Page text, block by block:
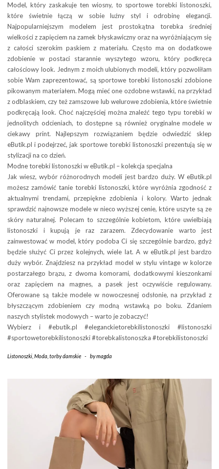
Model, który zaskakuje ten wiosny, to sportowe torebki listonoszki,
które świetnie łączą w sobie luźny styl i odrobinę elegancji.
Najpopularniejszym modelem jest prostokątna torebka średniej
wielkości z zapięciem na zamek błyskawiczny oraz na wyróżniającym się
z całości szerokim paskiem z materiału. Często ma on dodatkowe
zdobienie w postaci starannie wyszytego wzoru, który podkręca
całościowy look. Jednym z moich ulubionych modeli, który pozwoliłam
sobie Wam zaprezentować, są sportowe torebki listonoszki zdobione
pikowanym materiałem. Mogą mieć one ozdobne wstawki, na przykład
z odblaskiem, czy też zamszowe lub welurowe zdobienia, które świetnie
podkręcają look. Choć najczęściej można znaleźć tego typu torebki w
jednolitych odcieniach, to dostępne są również oryginalne modele w
ciekawy print. Najlepszym rozwiązaniem będzie odwiedzić sklep
eButik.pl i podejrzeć, jak sportowe torebki listonoszki prezentują się w
stylizacji na co dzień.
Modne torebki listonoszki w eButik.pl – kolekcja specjalna
Jak wiesz, wybór różnorodnych modeli jest bardzo duży. W eButik.pl
możesz zamówić tanie torebki listonoszki, które wyróżnia zgodność z
aktualnymi trendami, przepiękne zdobienia i kolory. Warto jednak
sprawdzić najnowsze modele w nieco wyższej cenie, które uszyte są ze
skóry naturalnej. Polecam to szczególnie kobietom, które uwielbiają
listonoszki i kupują je raz zarazem. Zdecydowanie warto jest
zainwestować w model, który podoba Ci się szczególnie bardzo, gdyż
będzie służyć Ci przez kolejnych, wiele lat. A w eButik.pl jest bardzo
duży wybór. Znajdziesz na przykład model w stylu vintage w kolorze
postarzałego brązu, z dwoma komorami, dodatkowymi kieszonkami
oraz zapięciem na magnes, a pasek jest oczywiście regulowany.
Oferowane są także modele w nowoczesnej odsłonie, na przykład z
błyszczącym zdobieniem czy modną wstawką po boku. Zdaniem
naszych stylistek modowych – warto je zobaczyć!
Wybierz i #ebutik.pl #eleganckietorebkilistonoszki #listonoszki
#sportowetorebkilistonoszki #torebkalistonoszka #torebkilistonoszki
Listonoszki Moda torby damskie - bymagda